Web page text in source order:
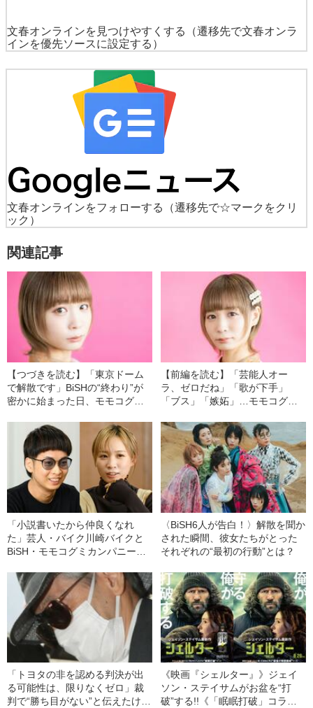
文春オンラインを見つけやすくする
（遷移先で文春オンラ
インを優先ソースに設定する）
文春オンラインをフォローする
（遷移先で☆マークをクリ
ック）
関連記事
【つづきを読む】「東京ドーム
で解散です」BiSHの“終わり”が
密かに始まった日、モモコグミ
った理由
【前編を読む】「芸能人オー
ラ、ゼロだね」「歌が下手」
「ブス」「嫉妬」…モモコグミ
葉”や“負の感情”への向き合い方
「小説書いたから仲良くなれ
た」芸人・バイク川崎バイクと
BiSH・モモコグミカンパニーが
〈BiSH6人が告白！〉解散を聞か
された瞬間、彼女たちがとった
それぞれの“最初の行動”とは？
「トヨタの非を認める判決が出
る可能性は、限りなくゼロ」裁
判で“勝ち目がない”と伝えたけれ
《映画『シェルター』》ジェイ
ソン・ステイサムがお盆を“打
破”する!!《「眠眠打破」コラ